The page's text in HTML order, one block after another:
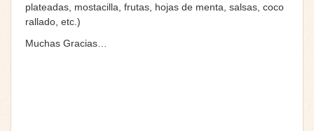
plateadas, mostacilla, frutas, hojas de menta, salsas, coco
rallado, etc.)
Muchas Gracias…